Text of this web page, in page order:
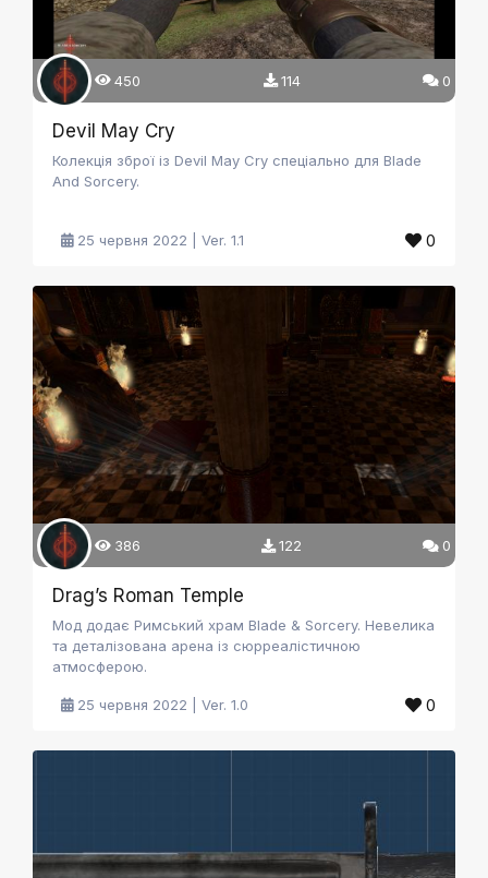
450 114 0
Devil May Cry
Колекція зброї із Devil May Cry спеціально для Blade
And Sorcery.
25 червня 2022 | Ver. 1.1 0
386 122 0
Drag’s Roman Temple
Мод додає Римський храм Blade & Sorcery. Невелика
та деталізована арена із сюрреалістичною
атмосферою.
25 червня 2022 | Ver. 1.0 0